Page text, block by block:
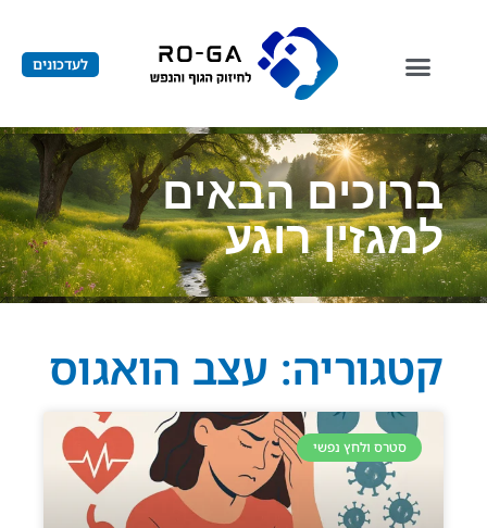
לעדכונים
ברוכים הבאים
למגזין רוגע
קטגוריה: עצב הואגוס
סטרס ולחץ נפשי